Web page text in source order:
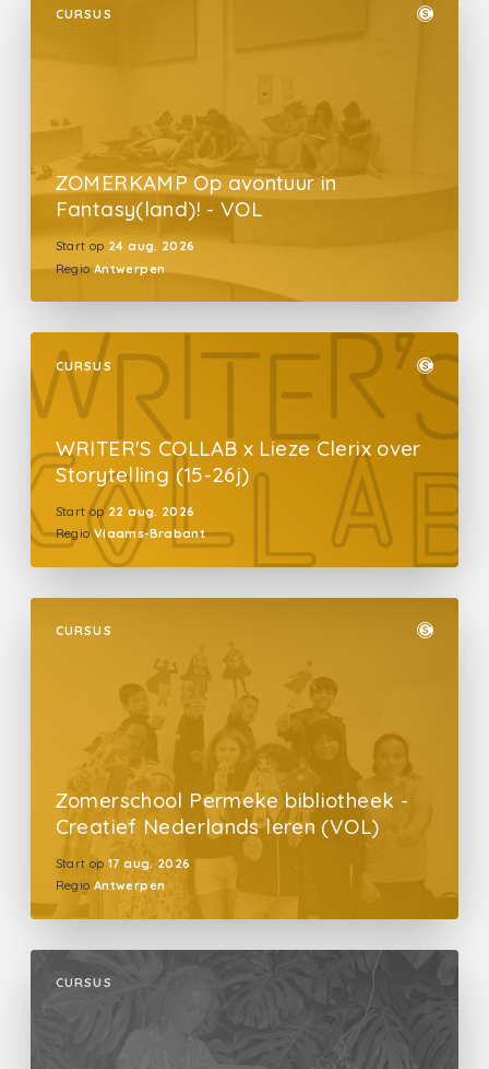
CURSUS
ZOMERKAMP Op avontuur in
Fantasy(land)! - VOL
Start op 24 aug. 2026
Regio Antwerpen
CURSUS
WRITER'S COLLAB x Lieze Clerix over
Storytelling (15-26j)
Start op 22 aug. 2026
Regio Vlaams-Brabant
CURSUS
Zomerschool Permeke bibliotheek -
Creatief Nederlands leren (VOL)
Start op 17 aug. 2026
Regio Antwerpen
CURSUS